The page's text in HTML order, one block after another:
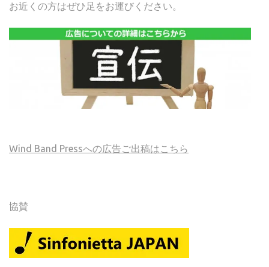
お近くの方はぜひ足をお運びください。
Wind Band Pressへの広告ご出稿はこちら
協賛